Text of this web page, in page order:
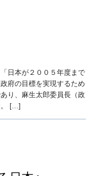
日本が２００５年度まで
府の目標を実現するため
り、麻生太郎委員長（政
。 […]